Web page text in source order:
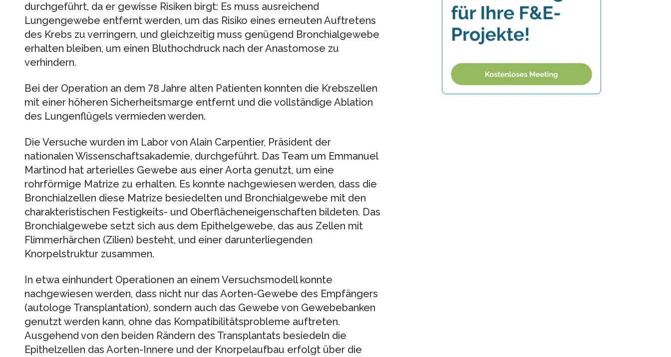
durchgeführt, da er gewisse Risiken birgt: Es muss ausreichend
Lungengewebe entfernt werden, um das Risiko eines erneuten Auftretens
des Krebs zu verringern, und gleichzeitig muss genügend Bronchialgewebe
erhalten bleiben, um einen Bluthochdruck nach der Anastomose zu
verhindern.
Bei der Operation an dem 78 Jahre alten Patienten konnten die Krebszellen
mit einer höheren Sicherheitsmarge entfernt und die vollständige Ablation
des Lungenflügels vermieden werden.
Die Versuche wurden im Labor von Alain Carpentier, Präsident der
nationalen Wissenschaftsakademie, durchgeführt. Das Team um Emmanuel
Martinod hat arterielles Gewebe aus einer Aorta genutzt, um eine
rohrförmige Matrize zu erhalten. Es konnte nachgewiesen werden, dass die
Bronchialzellen diese Matrize besiedelten und Bronchialgewebe mit den
charakteristischen Festigkeits- und Oberflächeneigenschaften bildeten. Das
Bronchialgewebe setzt sich aus dem Epithelgewebe, das aus Zellen mit
Flimmerhärchen (Zilien) besteht, und einer darunterliegenden
Knorpelstruktur zusammen.
In etwa einhundert Operationen an einem Versuchsmodell konnte
nachgewiesen werden, dass nicht nur das Aorten-Gewebe des Empfängers
(autologe Transplantation), sondern auch das Gewebe von Gewebebanken
genutzt werden kann, ohne das Kompatibilitätsprobleme auftreten.
Ausgehend von den beiden Rändern des Transplantats besiedeln die
Epithelzellen das Aorten-Innere und der Knorpelaufbau erfolgt über die